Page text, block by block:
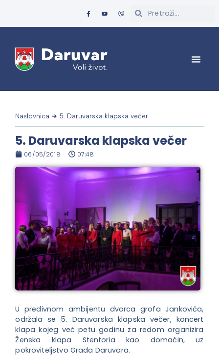
Naslovnica ➜ 5. Daruvarska klapska večer
5. Daruvarska klapska večer
06/05/2018 07:48
U predivnom ambijentu dvorca grofa Jankovića,
održala se 5. Daruvarska klapska večer, koncert
klapa kojeg već petu godinu za redom organizira
Ženska klapa Stentoria kao domaćin, uz
pokroviteljstvo Grada Daruvara.